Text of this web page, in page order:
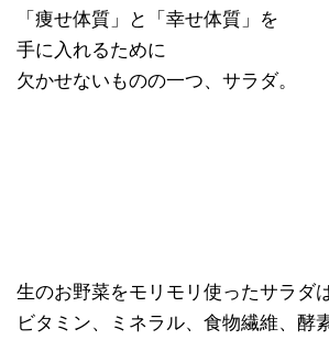
「痩せ体質」と「幸せ体質」を
手に入れるために
欠かせないものの一つ、サラダ。
生のお野菜をモリモリ使ったサラダ
ビタミン、ミネラル、食物繊維、酵